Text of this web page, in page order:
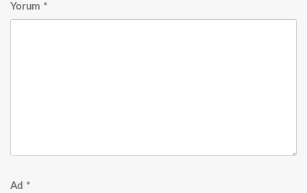
Yorum *
Ad *